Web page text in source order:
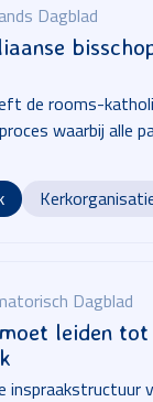
Dagblad
de rooms-
waarbij alle
Dagblad
leiden